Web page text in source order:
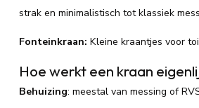
strak en minimalistisch tot klassiek
Fonteinkraan: Kleine kraantjes voor
Hoe werkt een kraan
Behuizing: meestal van messing of